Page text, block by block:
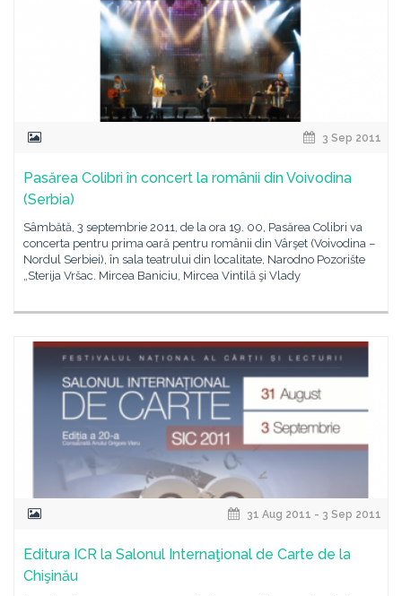
3 Sep 2011
Pasărea Colibri în concert la românii din Voivodina
(Serbia)
Sâmbătă, 3 septembrie 2011, de la ora 19. 00, Pasărea Colibri va
concerta pentru prima oară pentru românii din Vârşet (Voivodina –
Nordul Serbiei), în sala teatrului din localitate, Narodno Pozorište
„Sterija Vršac. Mircea Baniciu, Mircea Vintilă şi Vlady
31 Aug 2011 - 3 Sep 2011
Editura ICR la Salonul Internaţional de Carte de la
Chişinău